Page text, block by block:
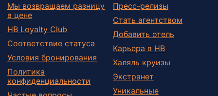
Мы возвращаем разницу
в цене
HB Loyalty Club
Соответствие статуса
Условия бронирования
Политика
конфиденциальности
Пресс-релизы
Стать агентством
Добавить отель
Карьера в HB
Халяль круизы
Экстранет
Уникальные